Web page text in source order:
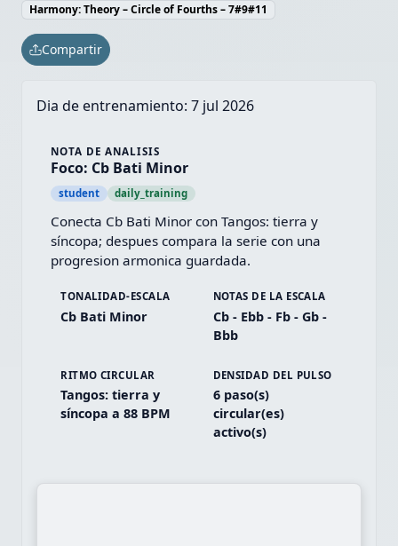
Harmony: Theory – Circle of Fourths – 7#9#11
Compartir
Dia de entrenamiento: 7 jul 2026
NOTA DE ANALISIS
Foco: Cb Bati Minor
student daily_training
Conecta Cb Bati Minor con Tangos: tierra y
síncopa; despues compara la serie con una
progresion armonica guardada.
TONALIDAD-ESCALA
Cb Bati Minor
NOTAS DE LA ESCALA
Cb - Ebb - Fb - Gb -
Bbb
RITMO CIRCULAR
Tangos: tierra y
síncopa a 88 BPM
DENSIDAD DEL PULSO
6 paso(s)
circular(es)
activo(s)